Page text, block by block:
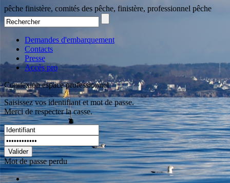
pêche finistère, comités des pêche, finistère, professionnel pêche
Demandes d'embarquement
Contacts
Presse
Accès pro
Connexion espace professionnel
Saisissez vos identifiant et mot de passe.
Merci de respecter la casse.
Valider
Mot de passe perdu